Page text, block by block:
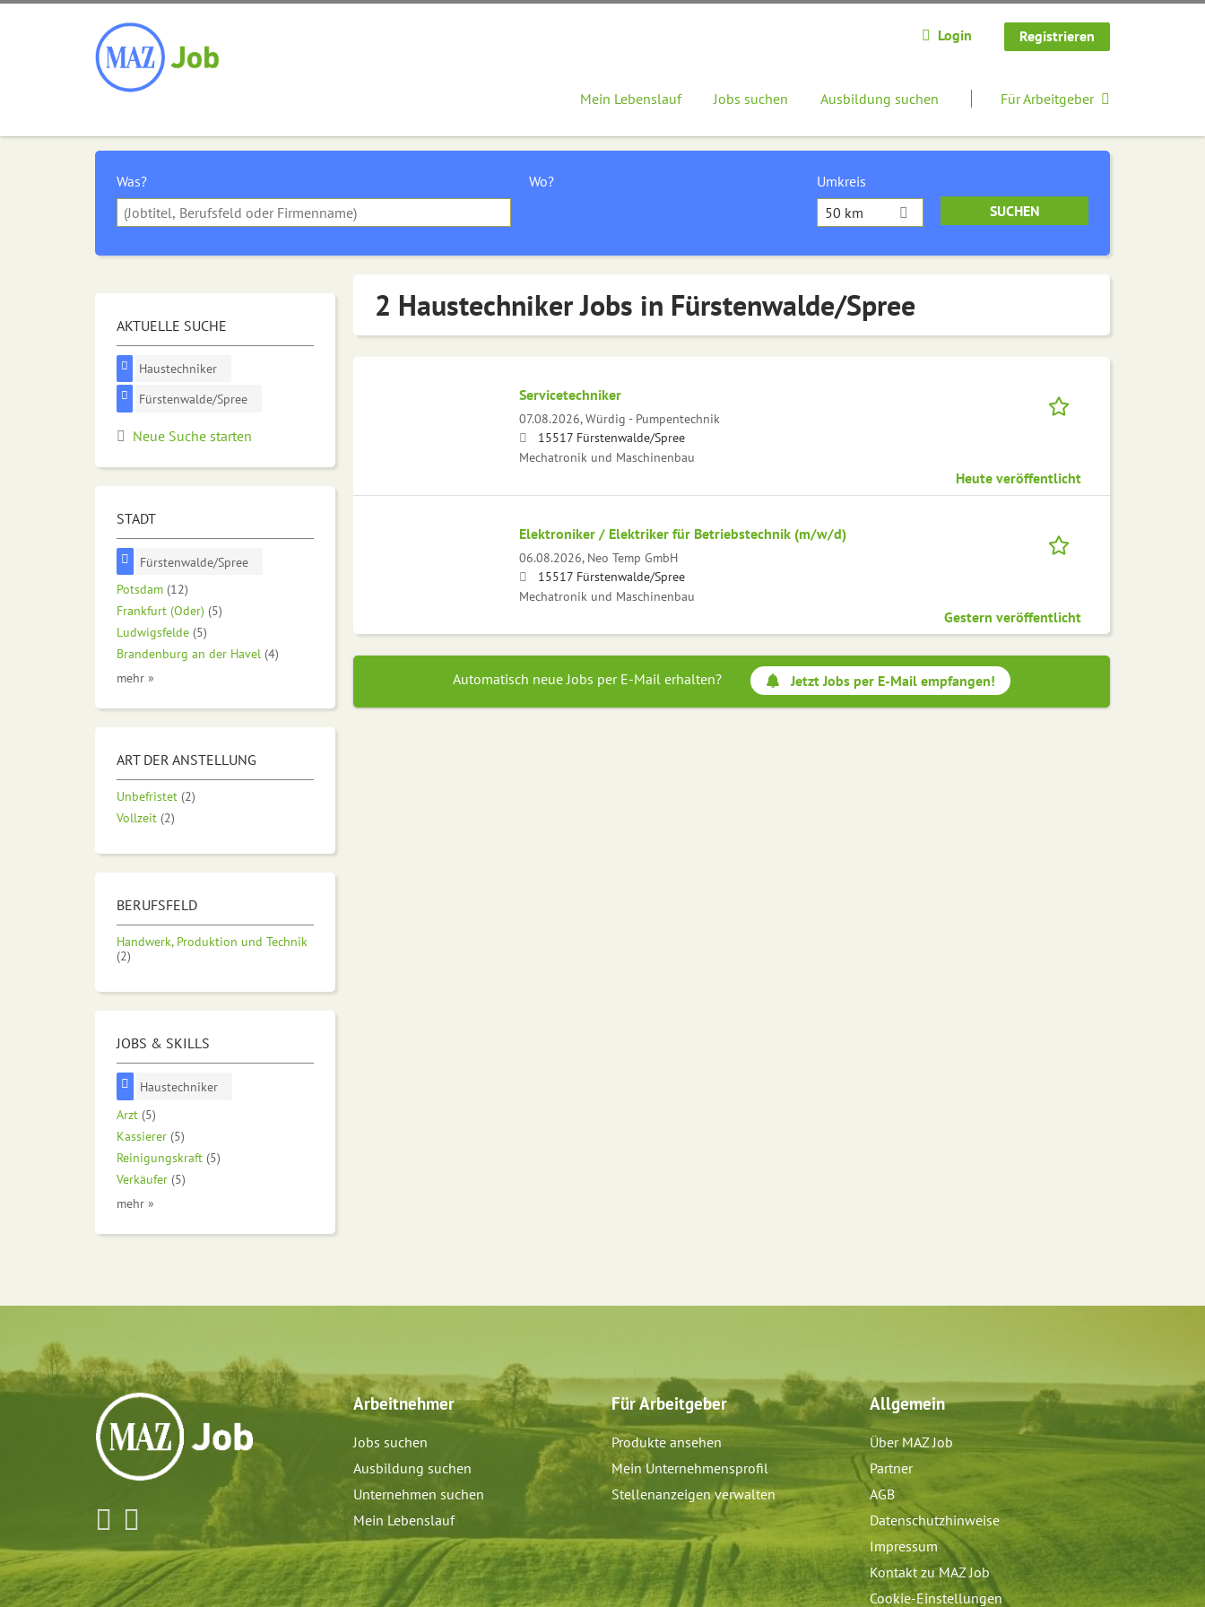
Login Registrieren
Mein Lebenslauf Jobs suchen Ausbildung suchen Für Arbeitgeber
Was? Wo?
Umkreis
50 km
2 Haustechniker Jobs in Fürstenwalde/Spree
Servicetechniker
07.08.2026,Würdig - Pumpentechnik
15517 Fürstenwalde/Spree
Mechatronik und Maschinenbau
Heute veröffentlicht
Elektroniker / Elektriker für Betriebstechnik (m/w/d)
06.08.2026, Neo Temp GmbH
15517 Fürstenwalde/Spree
Mechatronik und Maschinenbau
Gestern veröffentlicht
Automatisch neue Jobs per E-Mail erhalten? Jetzt Jobs per E-Mail empfangen!
AKTUELLE SUCHE
Haustechniker
Fürstenwalde/Spree
Neue Suche starten
STADT
Fürstenwalde/Spree
Potsdam (12)
Frankfurt (Oder) (5)
Ludwigsfelde (5)
Brandenburg an der Havel (4)
mehr »
ART DER ANSTELLUNG
Unbefristet (2)
Vollzeit (2)
BERUFSFELD
Handwerk, Produktion und Technik
(2)
JOBS & SKILLS
Haustechniker
Arzt (5)
Kassierer (5)
Reinigungskraft (5)
Verkäufer (5)
mehr »
Arbeitnehmer
Jobs suchen
Ausbildung suchen
Unternehmen suchen
Mein Lebenslauf
Für Arbeitgeber
Produkte ansehen
Mein Unternehmensprofil
Stellenanzeigen verwalten
Allgemein
Über MAZ Job
Partner
AGB
Datenschutzhinweise
Impressum
Kontakt zu MAZ Job
Cookie-Einstellungen